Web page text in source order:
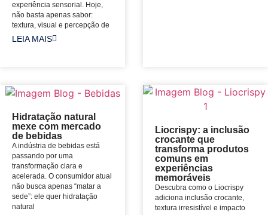
experiência sensorial. Hoje,
não basta apenas sabor:
textura, visual e percepção de
LEIA MAIS
Hidratação natural
mexe com mercado
de bebidas
A indústria de bebidas está
passando por uma
transformação clara e
acelerada. O consumidor atual
não busca apenas “matar a
sede”: ele quer hidratação
natural
Liocrispy: a inclusão
crocante que
transforma produtos
comuns em
experiências
memoráveis
Descubra como o Liocrispy
adiciona inclusão crocante,
textura irresistível e impacto